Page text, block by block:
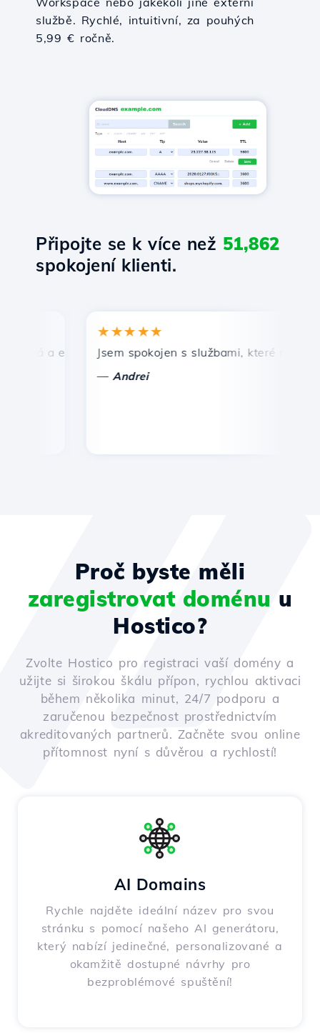
službě. Rychlé, intuitivní, za pouhých
5,99 € ročně.
Připojte se k více než 51,862
spokojení klienti.
a efektivní technická podpora.
★★★★★
Jsem spokojen s službami, které nabízí
Andrei
Proč byste měli
zaregistrovat doménu u
Hostico?
Zvolte Hostico pro registraci vaší domény a
užijte si širokou škálu přípon, rychlou aktivaci
během několika minut, 24/7 podporu a
zaručenou bezpečnost prostřednictvím
akreditovaných partnerů. Začněte svou online
přítomnost nyní s důvěrou a rychlostí!
AI Domains
Rychle najděte ideální název pro svou
stránku s pomocí našeho AI generátoru,
který nabízí jedinečné, personalizované a
okamžitě dostupné návrhy pro
bezproblémové spuštění!